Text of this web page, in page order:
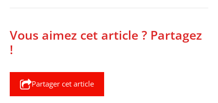
Vous aimez cet article ? Partagez
!
Partager cet article